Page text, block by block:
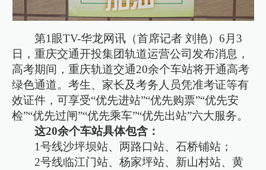
第1眼TV-华龙网讯（首席记者 刘艳）6月3
日，重庆交通开投集团轨道运营公司发布消息，
高考期间，重庆轨道交通20余个车站将开通高考
绿色通道。考生、家长及考务人员凭准考证等有
效证件，可享受“优先进站”“优先购票”“优先安
检”“优先过闸”“优先乘车”“优先出站”六大服务。
这20余个车站具体包含：
1号线沙坪坝站、两路口站、石桥铺站；
2号线临江门站、杨家坪站、新山村站、黄